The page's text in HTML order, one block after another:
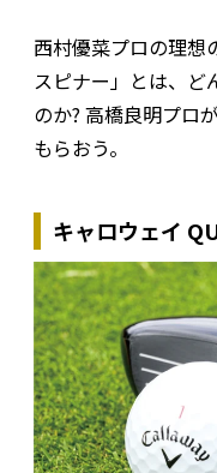
西村優菜プロの理想
スピナー」とは、ど
のか? 高橋良明プロ
もらおう。
キャロウェイ